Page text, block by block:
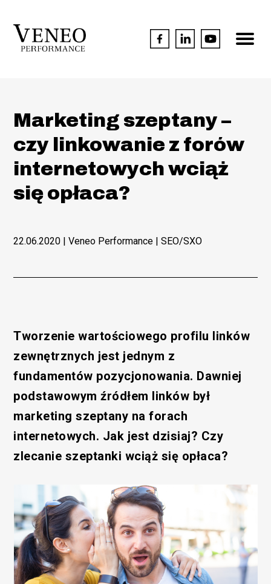
Marketing szeptany –
czy linkowanie z forów
internetowych wciąż
się opłaca?
22.06.2020 | Veneo Performance |SEO/SXO
Tworzenie wartościowego profilu linków
zewnętrznych jest jednym z
fundamentów pozycjonowania. Dawniej
podstawowym źródłem linków był
marketing szeptany na forach
internetowych. Jak jest dzisiaj? Czy
zlecanie szeptanki wciąż się opłaca?